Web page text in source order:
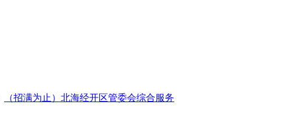
（招满为止）北海经开区管委会综合服务